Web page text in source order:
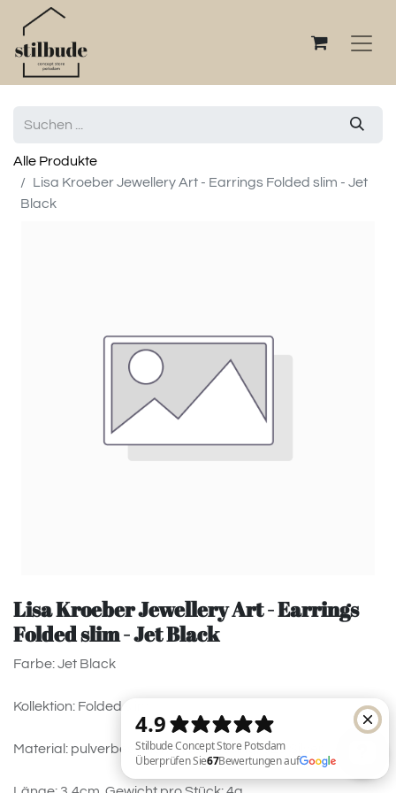
Alle Produkte
Lisa Kroeber Jewellery Art - Earrings Folded slim - Jet
Black
Lisa Kroeber Jewellery Art - Earrings
Folded slim - Jet Black
Farbe: Jet Black
Kollektion: Folded slim
Material: pulverbeschichtetes Messing, 925 Silver